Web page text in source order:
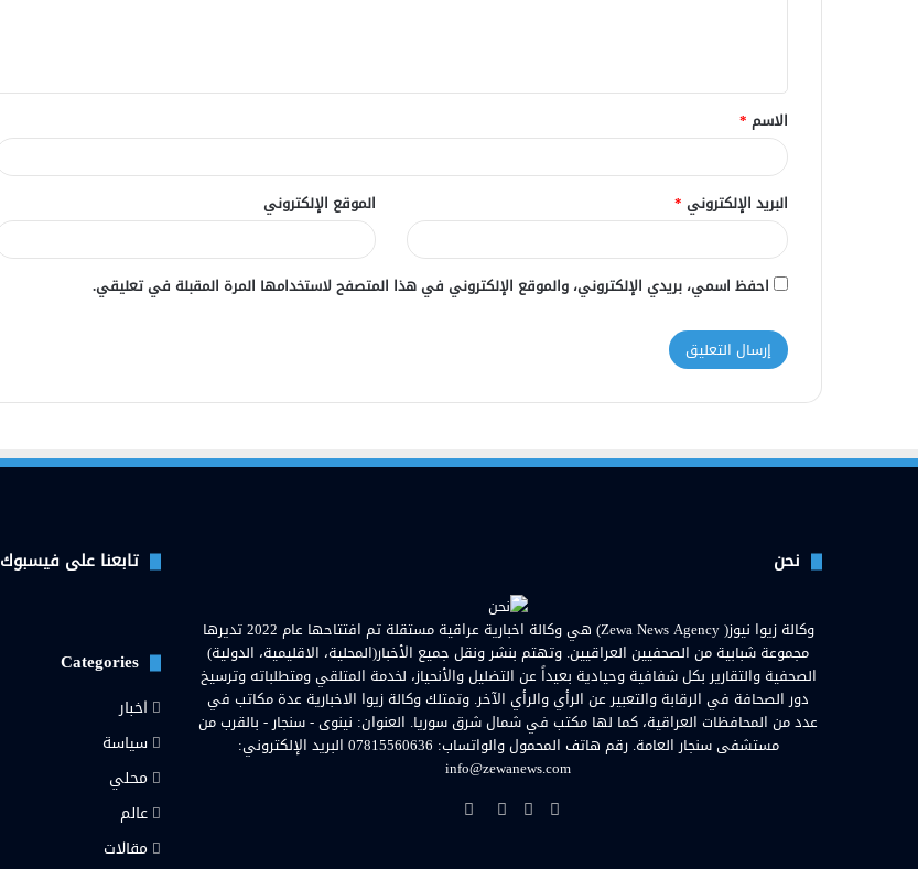
ق
*
الاسم *
البريد الإلكتروني * الموقع الإلكتروني
احفظ اسمي، بريدي الإلكتروني، والموقع الإلكتروني في هذا المتصفح لاستخدامها المرة المقبلة في تعليقي.
نحن
وكالة زيوا نيوز( Zewa News Agency) هي وكالة اخبارية عراقية مستقلة تم افتتاحها عام 2022 تديرها
مجموعة شبابية من الصحفيين العراقيين. وتهتم بنشر ونقل جميع الأخبار(المحلية، الاقليمية، الدولية)
الصحفية والتقارير بكل شفافية وحيادية بعيداً عن التضليل والأنحياز، لخدمة المتلقي ومتطلباته وترسيخ
دور الصحافة في الرقابة والتعبير عن الرأي والرأي الآخر. وتمتلك وكالة زيوا الاخبارية عدة مكاتب في
عدد من المحافظات العراقية، كما لها مكتب في شمال شرق سوريا. العنوان: نينوى - سنجار - بالقرب من
مستشفى سنجار العامة. رقم هاتف المحمول والواتساب: 07815560636 البريد الإلكتروني:
info@zewanews.com
فيسبوك
تويتر يوتيوب
تابعنا على فيسبوك
Categories
اخبار
سياسة
محلي
عالم
مقالات